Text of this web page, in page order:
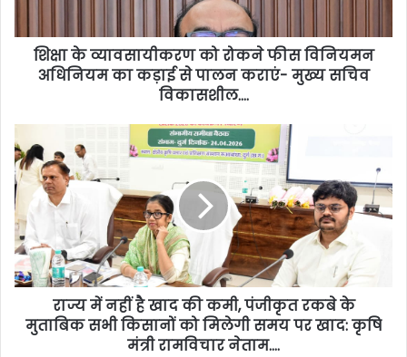
शिक्षा के व्यावसायीकरण को रोकने फीस विनियमन
अधिनियम का कड़ाई से पालन कराएं- मुख्य सचिव
विकासशील….
राज्य में नहीं है खाद की कमी, पंजीकृत रकबे के
मुताबिक सभी किसानों को मिलेगी समय पर खाद: कृषि
मंत्री रामविचार नेताम….